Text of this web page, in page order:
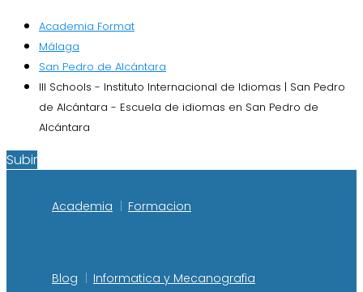
Academia Format
Málaga
San Pedro de Alcántara
III Schools - Instituto Internacional de Idiomas | San Pedro
de Alcántara - Escuela de idiomas en San Pedro de
Alcántara
Subir
Academia Formacion
Blog Informatica y Mecanografia